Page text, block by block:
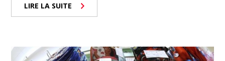
LIRE LA SUITE